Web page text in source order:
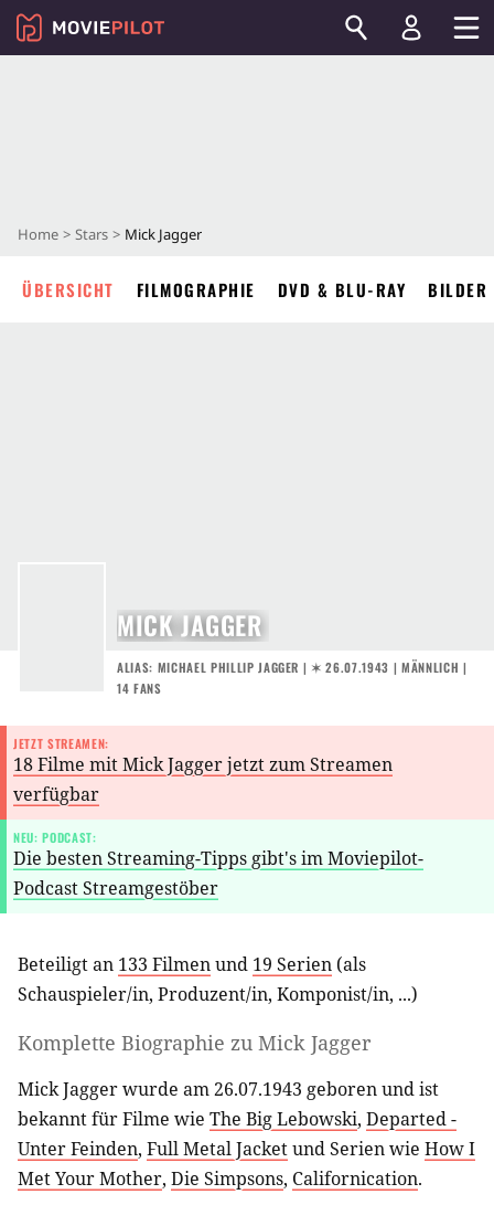
Home Stars Mick Jagger
ÜBERSICHT FILMOGRAPHIE DVD & BLU-RAY BILDER
MICK JAGGER
ALIAS: MICHAEL PHILLIP JAGGER | ✶ 26.07.1943 | MÄNNLICH |
14 FANS
JETZT STREAMEN:
18 Filme mit Mick Jagger jetzt zum Streamen
verfügbar
NEU: PODCAST:
Die besten Streaming-Tipps gibt's im Moviepilot-
Podcast Streamgestöber
Beteiligt an 133 Filmenund 19 Serien (als
Schauspieler/in, Produzent/in, Komponist/in, ...)
Komplette Biographie zu Mick Jagger
Mick Jagger wurde am 26.07.1943 geboren und ist
bekannt für Filme wie The Big Lebowski, Departed -
Unter Feinden, Full Metal Jacketund Serien wie How I
Met Your Mother, Die Simpsons, Californication.